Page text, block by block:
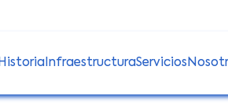
Historia InfraestructuraServicios